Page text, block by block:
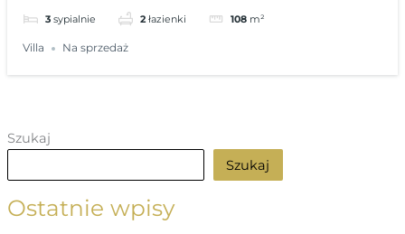
3 sypialnie 2 łazienki 108 m²
Villa Na sprzedaż
Szukaj
Szukaj
Ostatnie wpisy